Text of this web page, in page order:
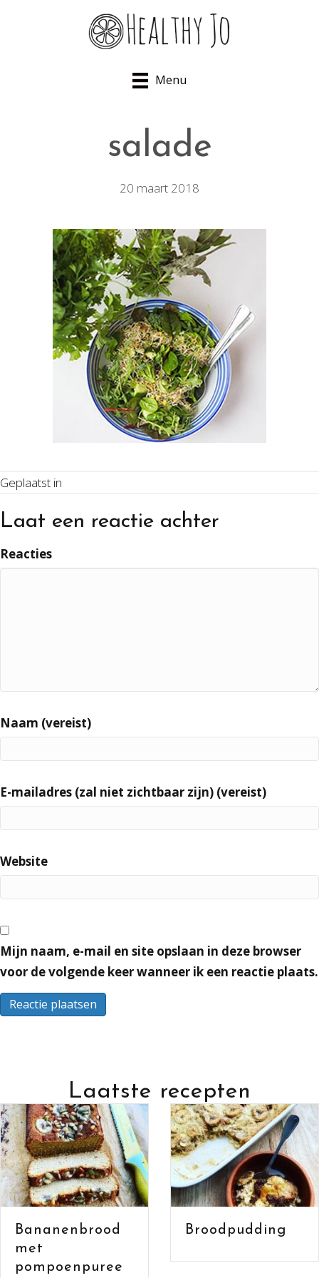
Menu
salade
20 maart 2018
Geplaatst in
Laat een reactie achter
Reacties
Naam (vereist)
E-mailadres (zal niet zichtbaar zijn) (vereist)
Website
Mijn naam, e-mail en site opslaan in deze browser
voor de volgende keer wanneer ik een reactie plaats.
Laatste recepten
Broodpudding